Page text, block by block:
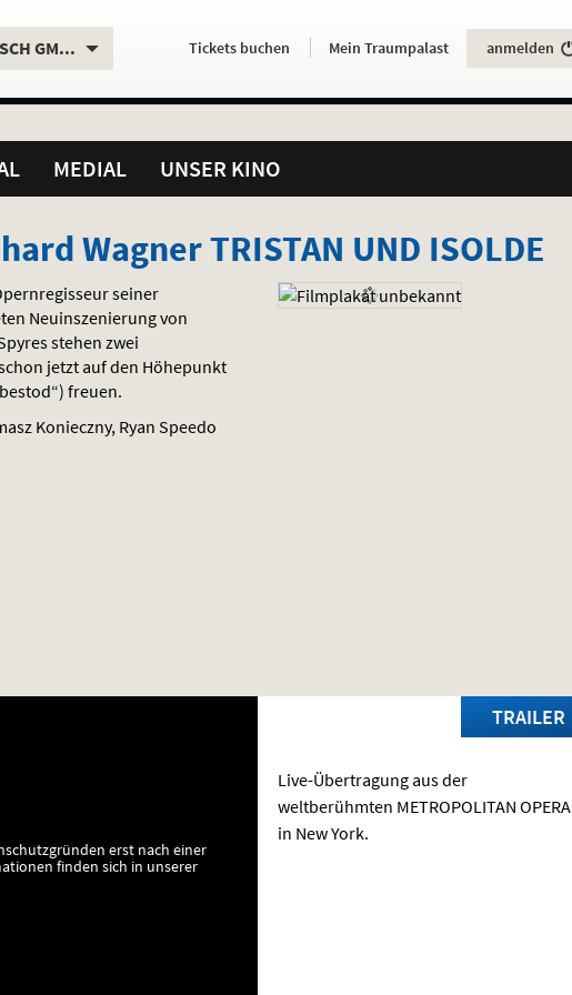
GMÜND. Servicefunktionen
Aktuelles
HierTickets buchen . Mein Traumpalast anmelden
MEDIAL UNSER KINO
Wagner TRISTAN UND ISOLDE
seiner
Neuinszenierung von
stehen zwei
jetzt auf den Höhepunkt
freuen.
Konieczny, Ryan Speedo
TRAILER
erst nach einer
finden sich in unserer
Live-Übertragung aus der
weltberühmten METROPOLITAN OPERA
in New York.